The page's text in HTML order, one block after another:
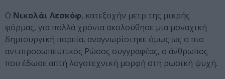
Ο Νικολάι Λεσκόφ, κατεξοχήν μετρ της μικρής
φόρμας, για πολλά χρόνια ακολούθησε μια μοναχική
δημιουργική πορεία, αναγνωρίστηκε όμως ως ο πιο
αντιπροσωπευτικός Ρώσος συγγραφέας, ο άνθρωπος
που έδωσε απτή λογοτεχνική μορφή στη ρωσική ψυχή.